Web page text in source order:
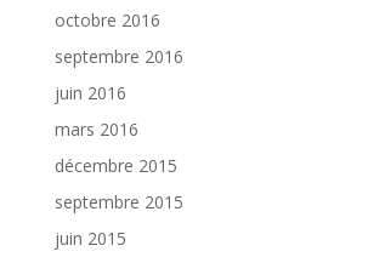
octobre 2016
septembre 2016
juin 2016
mars 2016
décembre 2015
septembre 2015
juin 2015